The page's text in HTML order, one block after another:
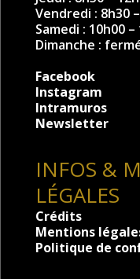
Vendredi : 8h30
Samedi : 10h00 –
Dimanche :
Facebook
Instagram
Intramuros
Newsletter
INFOS &
LÉGALES
Crédits
Mentions
Politique de